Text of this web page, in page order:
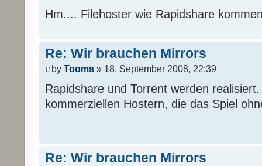
Hm.... Filehoster wie Rapidshare
Re: Wir brauchen Mirrors
by Tooms » 18. September 2008, 22:39
Rapidshare und Torrent werden
kommerziellen Hostern, die das Spiel
Re: Wir brauchen Mirrors